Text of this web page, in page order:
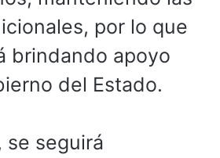
por lo que
brindando apoyo
del Estado.
se seguirá